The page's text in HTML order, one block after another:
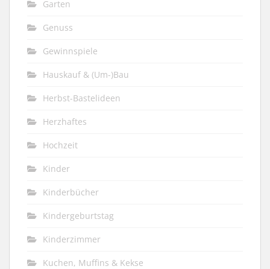
Garten
Genuss
Gewinnspiele
Hauskauf & (Um-)Bau
Herbst-Bastelideen
Herzhaftes
Hochzeit
Kinder
Kinderbücher
Kindergeburtstag
Kinderzimmer
Kuchen, Muffins & Kekse